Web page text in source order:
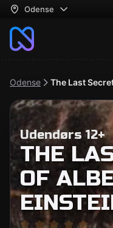
Odense
Odense The Last
Udendørs 12+
THE
OF